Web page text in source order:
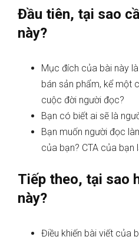
Đầu tiên, tại sao
này?
Mục đích của bài này
bán sản phẩm, kể một
cuộc đời người đọc?
Bạn có biết ai sẽ là
Bạn muốn người đọc
của bạn? CTA của bạn
Tiếp theo, tại sao
này?
Điều khiến bài viết của